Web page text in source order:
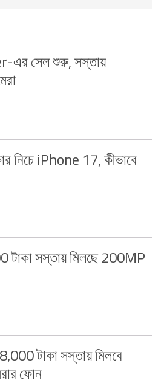
এর সেল শুরু, সস্তায়
নিচে iPhone 17, কীভাবে
টাকা সস্তায় মিলছে 200MP
টাকা সস্তায় মিলবে
ফোন